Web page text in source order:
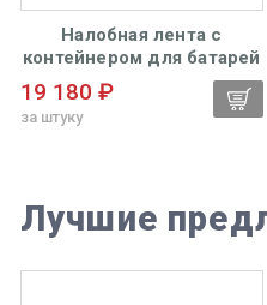
Налобная лента с
контейнером для батарей
для clar N только для
литиевых батарей Riester
19 180 ₽
за штуку
Лучшие